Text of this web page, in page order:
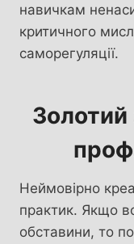
навичкам
критичного
саморегуляції.
Золотий
Неймовірно
практик. Якщо
обставини, то